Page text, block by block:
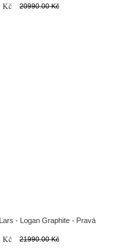
Kč 20990.00 Kč
- Logan Graphite - Pravá
Kč 21990.00 Kč